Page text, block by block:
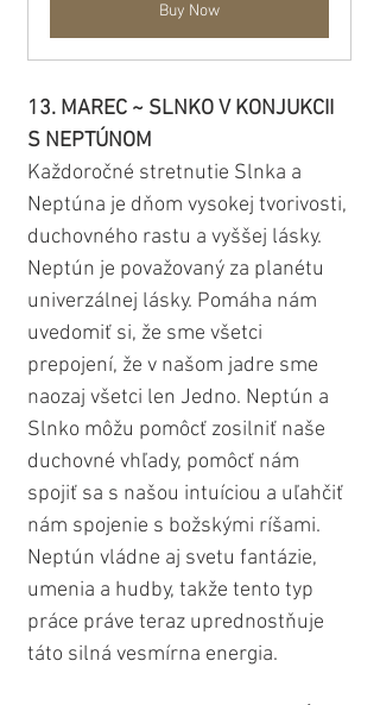
Buy Now
13. MAREC ~ SLNKO V KONJUKCII
S NEPTÚNOM
Každoročné stretnutie Slnka a
Neptúna je dňom vysokej tvorivosti,
duchovného rastu a vyššej lásky.
Neptún je považovaný za planétu
univerzálnej lásky. Pomáha nám
uvedomiť si, že sme všetci
prepojení, že v našom jadre sme
naozaj všetci len Jedno. Neptún a
Slnko môžu pomôcť zosilniť naše
duchovné vhľady, pomôcť nám
spojiť sa s našou intuíciou a uľahčiť
nám spojenie s božskými ríšami.
Neptún vládne aj svetu fantázie,
umenia a hudby, takže tento typ
práce práve teraz uprednostňuje
táto silná vesmírna energia.